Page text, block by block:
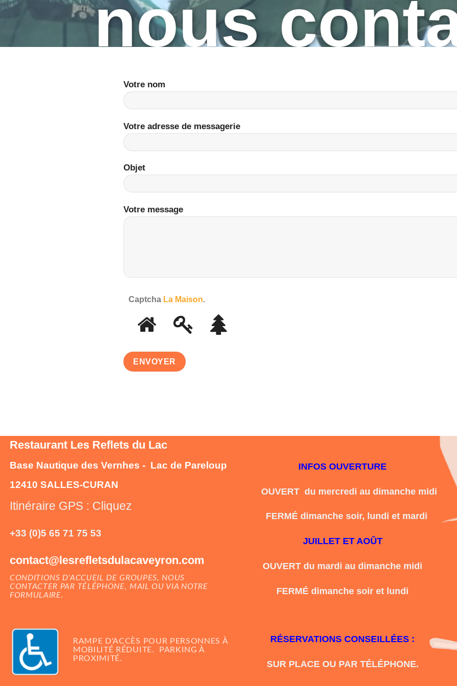
nous
Votre nom
Votre adresse de messagerie
Objet
Votre message
Captcha La Maison.
Restaurant Les Reflets du Lac
Base Nautique des Vernhes - Lac de Pareloup
12410 SALLES-CURAN
Itinéraire GPS : Cliquez
+33 (0)5 65 71 75 53
contact@lesrefletsdulacaveyron.com
CONDITIONS D'ACCUEIL DE GROUPES, NOUS
CONTACTER PAR TÉLÉPHONE, MAIL OU VIA NOTRE
FORMULAIRE.
RAMPE D'ACCÈS POUR PERSONNES À
MOBILITÉ RÉDUITE.
PARKING À
PROXIMITÉ.
INFOS OUVERTURE
OUVERT du mercredi au dimanche midi
FERMÉ dimanche soir, lundi et mardi
JUILLET ET AOÛT
OUVERT du mardi au dimanche midi
FERMÉ dimanche soir et lundi
RÉSERVATIONS CONSEILLÉES :
SUR PLACE OU PAR TÉLÉPHONE.